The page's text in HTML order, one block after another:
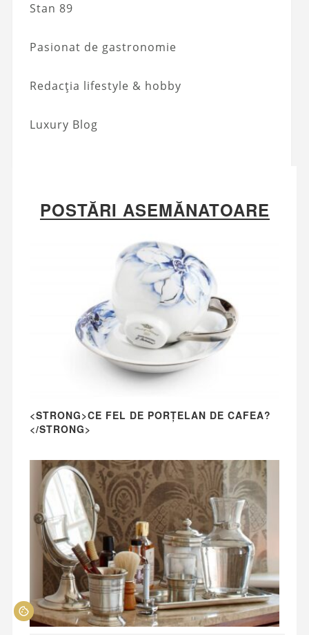
Stan 89
Pasionat de gastronomie
Redacția lifestyle & hobby
Luxury Blog
POSTĂRI ASEMĂNATOARE
<STRONG>CE FEL DE PORȚELAN DE CAFEA?
</STRONG>